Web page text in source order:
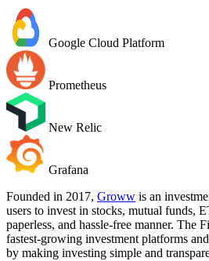
Google Cloud Platform
Prometheus
New Relic
Grafana
Founded in 2017, Groww is an
users to invest in stocks, mutual funds,
paperless, and hassle-free manner. The
fastest-growing investment platforms
by making investing simple and